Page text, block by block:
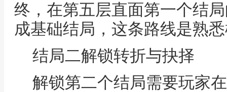
终，在第五层直面第一个结
成基础结局，这条路线是熟
结局二解锁转折与抉择
解锁第二个结局需要玩家